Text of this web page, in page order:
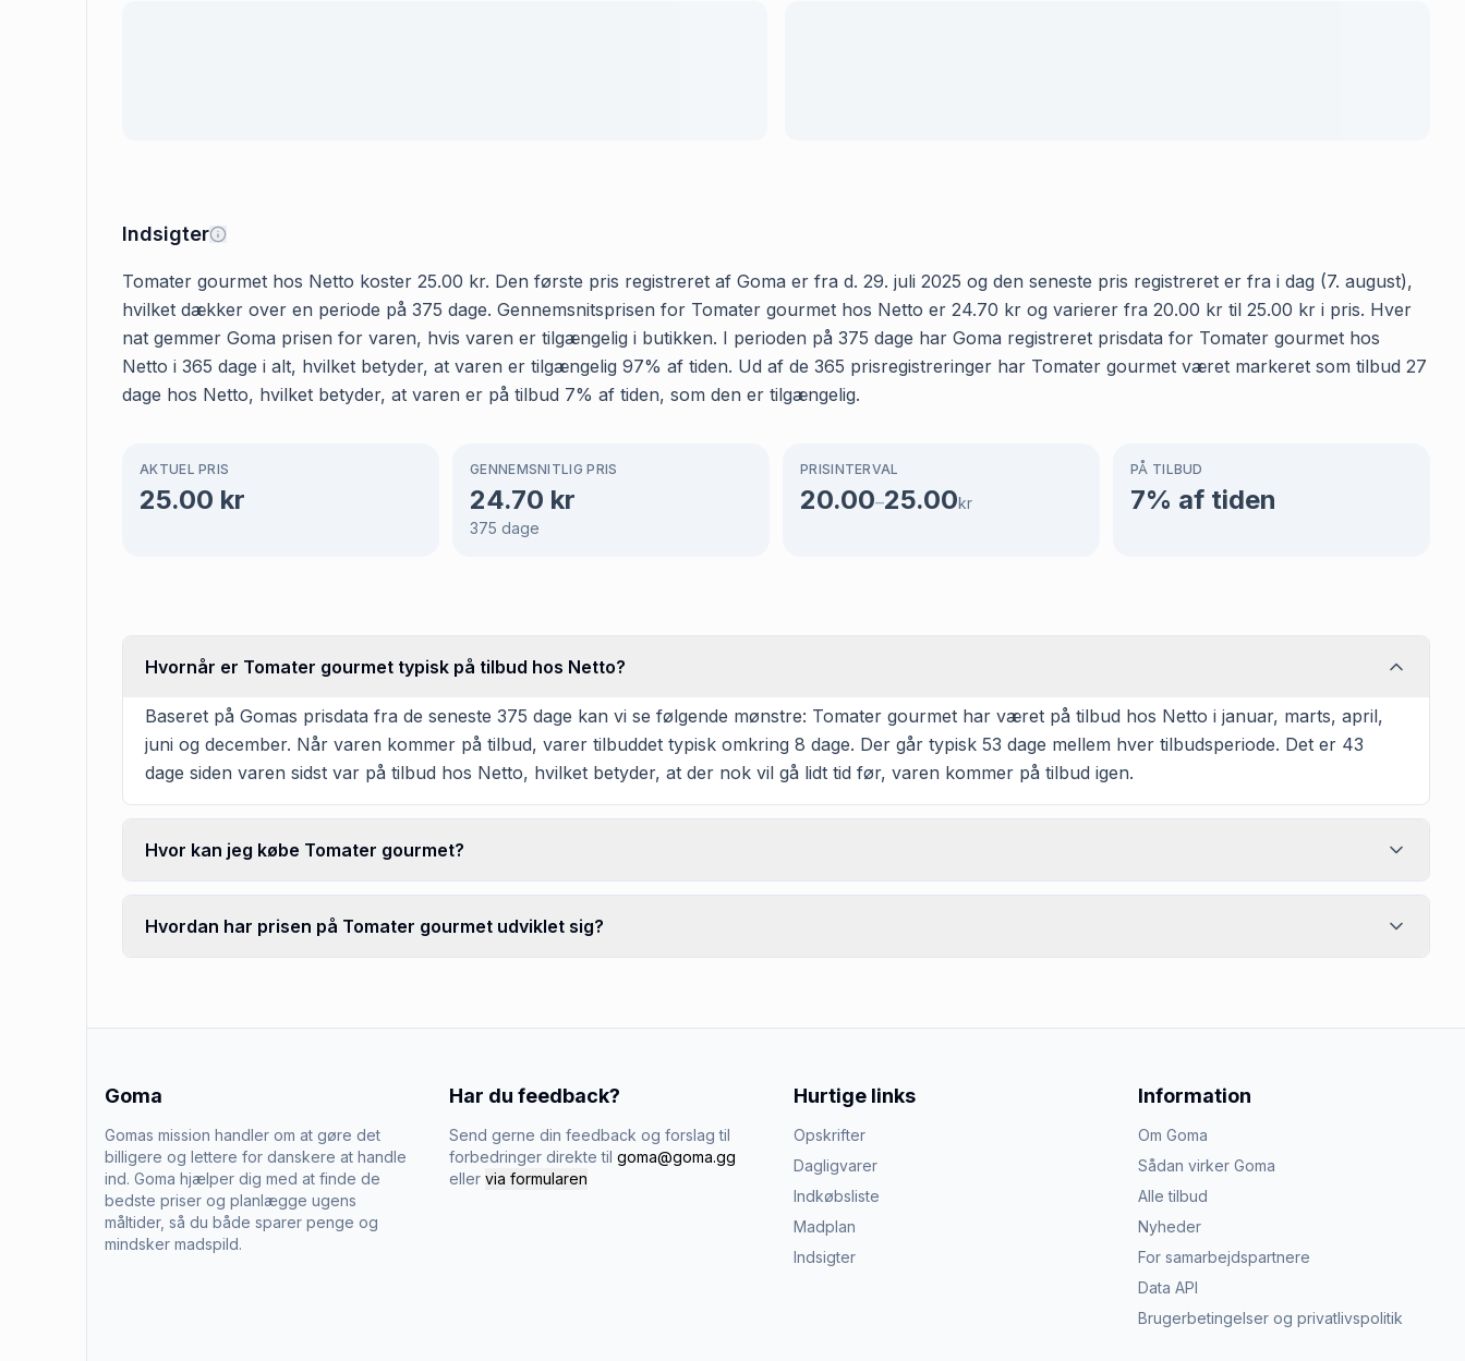
Indsigter
Tomater gourmet hos Netto koster 25.00 kr. Den første pris registreret af Goma er fra d. 29. juli 2025 og den seneste pris registreret er fra i dag (7. august),
hvilket dækker over en periode på 375 dage. Gennemsnitsprisen for Tomater gourmet hos Netto er 24.70 kr og varierer fra 20.00 kr til 25.00 kr i pris. Hver
nat gemmer Goma prisen for varen, hvis varen er tilgængelig i butikken. I perioden på 375 dage har Goma registreret prisdata for Tomater gourmet hos
Netto i 365 dage i alt, hvilket betyder, at varen er tilgængelig 97% af tiden. Ud af de 365 prisregistreringer har Tomater gourmet været markeret som tilbud 27
dage hos Netto, hvilket betyder, at varen er på tilbud 7% af tiden, som den er tilgængelig.
AKTUEL PRIS
25.00 kr
GENNEMSNITLIG PRIS
24.70 kr
375 dage
PRISINTERVAL
20.00–25.00kr
PÅ TILBUD
7% af tiden
Hvornår er Tomater gourmet typisk på tilbud hos Netto?
Baseret på Gomas prisdata fra de seneste 375 dage kan vi se følgende mønstre: Tomater gourmet har været på tilbud hos Netto i januar, marts, april,
juni og december. Når varen kommer på tilbud, varer tilbuddet typisk omkring 8 dage. Der går typisk 53 dage mellem hver tilbudsperiode. Det er 43
dage siden varen sidst var på tilbud hos Netto, hvilket betyder, at der nok vil gå lidt tid før, varen kommer på tilbud igen.
Hvor kan jeg købe Tomater gourmet?
Hvordan har prisen på Tomater gourmet udviklet sig?
Goma
Gomas mission handler om at gøre det
billigere og lettere for danskere at handle
ind. Goma hjælper dig med at finde de
bedste priser og planlægge ugens
måltider, så du både sparer penge og
mindsker madspild.
Har du feedback?
Send gerne din feedback og forslag til
forbedringer direkte til goma@goma.gg
eller via formularen
Hurtige links
Opskrifter
Dagligvarer
Indkøbsliste
Madplan
Indsigter
Information
Om Goma
Sådan virker Goma
Alle tilbud
Nyheder
For samarbejdspartnere
Data API
Brugerbetingelser og privatlivspolitik